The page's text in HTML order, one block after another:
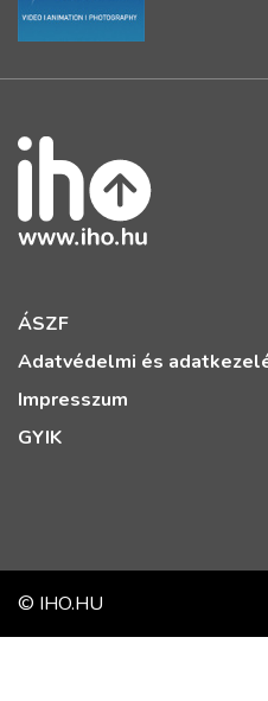
ÁSZF
Adatvédelmi és
Impresszum
GYIK
© IHO.HU